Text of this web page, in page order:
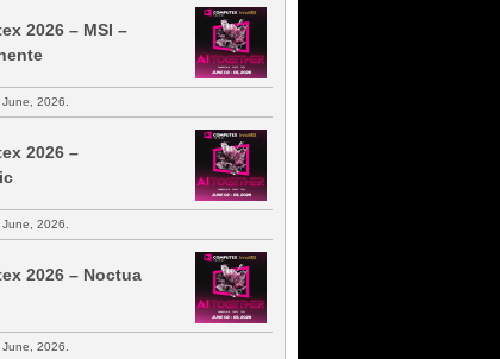
2026 – MSI –
2026.
2026 –
2026.
2026 – Noctua
2026.